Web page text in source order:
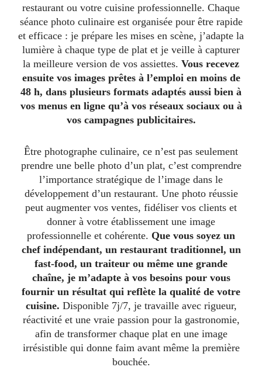
restaurant ou votre cuisine professionnelle. Chaque
séance photo culinaire est organisée pour être rapide
et efficace : je prépare les mises en scène, j’adapte la
lumière à chaque type de plat et je veille à capturer
la meilleure version de vos assiettes. Vous recevez
ensuite vos images prêtes à l’emploi en moins de
48 h, dans plusieurs formats adaptés aussi bien à
vos menus en ligne qu’à vos réseaux sociaux ou à
vos campagnes publicitaires.
Être photographe culinaire, ce n’est pas seulement
prendre une belle photo d’un plat, c’est comprendre
l’importance stratégique de l’image dans le
développement d’un restaurant. Une photo réussie
peut augmenter vos ventes, fidéliser vos clients et
donner à votre établissement une image
professionnelle et cohérente. Que vous soyez un
chef indépendant, un restaurant traditionnel, un
fast-food, un traiteur ou même une grande
chaîne, je m’adapte à vos besoins pour vous
fournir un résultat qui reflète la qualité de votre
cuisine. Disponible 7j/7, je travaille avec rigueur,
réactivité et une vraie passion pour la gastronomie,
afin de transformer chaque plat en une image
irrésistible qui donne faim avant même la première
bouchée.